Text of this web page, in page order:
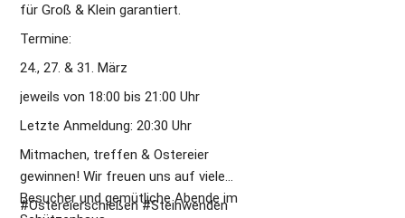
für Groß & Klein garantiert.
Termine:
24., 27. & 31. März
jeweils von 18:00 bis 21:00 Uhr
Letzte Anmeldung: 20:30 Uhr
Mitmachen, treffen & Ostereier
gewinnen! Wir freuen uns auf viele
Besucher und gemütliche Abende im
#Ostereierschießen #Steinwenden